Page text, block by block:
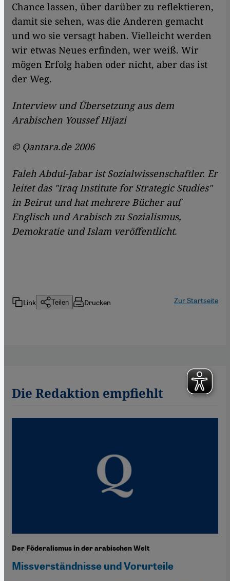
Chance lassen, über darüber zu reflektieren,
damit sie sehen, was die Anderen gemacht
und wo sie versagt haben. Vielleicht werden
wir etwas Neues erfinden, wer weiß. Wir
mögen Erfolg haben oder nicht, aber das ist
der Weg.
Interview und Übersetzung aus dem
Arabischen Youssef Hijazi
© Qantara.de 2006
Faleh Abdul-Jabar ist Sozialwissenschaftler. Er
leitet das "Iraq Institute for Strategic Studies"
in Beirut und hat mehrere Bücher auf
Englisch und Arabisch zu Sozialismus,
Demokratie und Islam veröffentlicht.
Link Teilen Drucken Zur Startseite
Die Redaktion empfiehlt
Der Föderalismus in der arabischen Welt
Missverständnisse und Vorurteile